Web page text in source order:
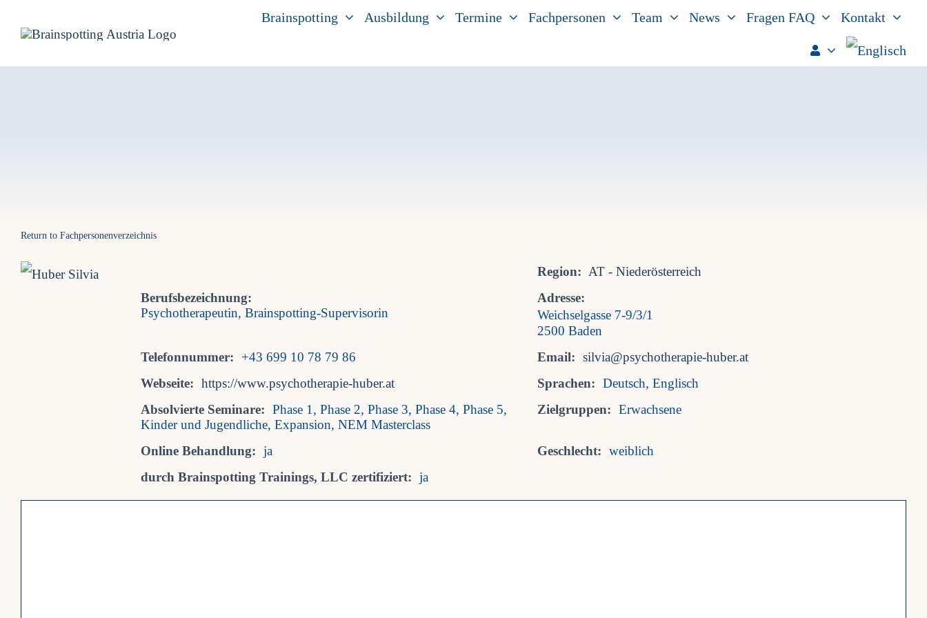
content
Brainspotting Ausbildung Termine Fachpersonen Team News Fragen FAQ Kontakt
Return to Fachpersonenverzeichnis
Region: AT - Niederösterreich
Berufsbezeichnung:
Psychotherapeutin, Brainspotting-Supervisorin
Adresse:
Weichselgasse 7-9/3/1
2500 Baden
Telefonnummer:
+43 699 10 78 79 86 Email: silvia@psychotherapie-huber.at
Webseite: https://www.psychotherapie-huber.at Sprachen: Deutsch, Englisch
Absolvierte Seminare: Phase 1, Phase 2, Phase 3, Phase 4, Phase 5,
Kinder und Jugendliche, Expansion, NEM Masterclass
Zielgruppen: Erwachsene
Online Behandlung: ja Geschlecht: weiblich
durch Brainspotting Trainings, LLC zertifiziert: ja